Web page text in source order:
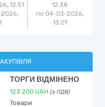
12:51
12:38
по 04-03-2026,
13:01
ТОРГИ ВІДМІНЕНО
123 200 UAH (з ПДВ)
Товари